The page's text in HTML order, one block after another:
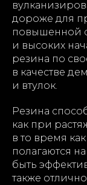
дороже для
повышенной
и высоких
резина по
в качестве
и втулок.
Резина
как при
в то время
полагаются
быть
также